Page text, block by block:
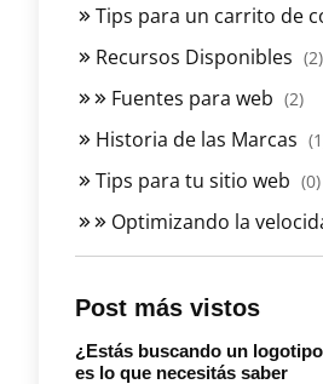
Tips para un carrito de
Recursos Disponibles (2)
Fuentes para web (2)
Historia de las Marcas
Tips para tu sitio web (0)
Optimizando la
Post más vistos
¿Estás buscando un
es lo que necesitás saber